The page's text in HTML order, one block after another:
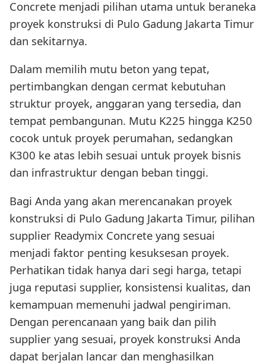
Concrete menjadi pilihan utama untuk beraneka
proyek konstruksi di Pulo Gadung Jakarta Timur
dan sekitarnya.
Dalam memilih mutu beton yang tepat,
pertimbangkan dengan cermat kebutuhan
struktur proyek, anggaran yang tersedia, dan
tempat pembangunan. Mutu K225 hingga K250
cocok untuk proyek perumahan, sedangkan
K300 ke atas lebih sesuai untuk proyek bisnis
dan infrastruktur dengan beban tinggi.
Bagi Anda yang akan merencanakan proyek
konstruksi di Pulo Gadung Jakarta Timur, pilihan
supplier Readymix Concrete yang sesuai
menjadi faktor penting kesuksesan proyek.
Perhatikan tidak hanya dari segi harga, tetapi
juga reputasi supplier, konsistensi kualitas, dan
kemampuan memenuhi jadwal pengiriman.
Dengan perencanaan yang baik dan pilih
supplier yang sesuai, proyek konstruksi Anda
dapat berjalan lancar dan menghasilkan